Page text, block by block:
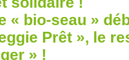
« bio-seau »
Prêt », le
» !